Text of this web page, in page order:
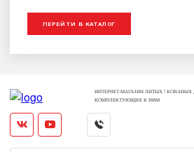
ПЕРЕЙТИ В КАТАЛОГ
ИНТЕРНЕТ-МАГАЗИН ЛИТЫХ /
КОМПЛЕКТУЮЩИХ К НИМ